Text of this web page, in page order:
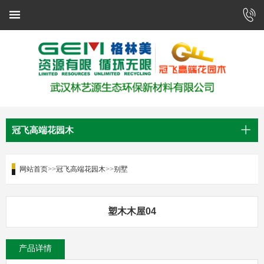
冠飞高端花园木
网站首页>>冠飞高端花园木>>别墅
塑木木屋04
产品详情